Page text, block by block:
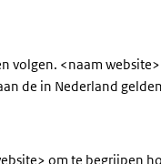
volgen. <naam
de in Nederland
om te begrijpen